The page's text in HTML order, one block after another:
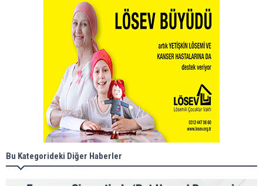
Bu Kategorideki Diğer Haberler